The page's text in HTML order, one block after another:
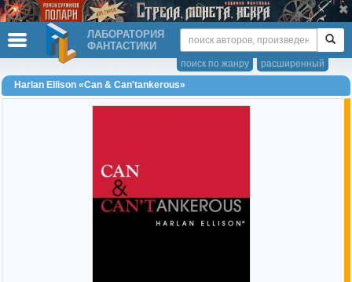
ЛАБОРАТОРИЯ
ФАНТАСТИКИ
расширенный
поиск по жанру
Harlan Ellison «Can & Can'tankerous»